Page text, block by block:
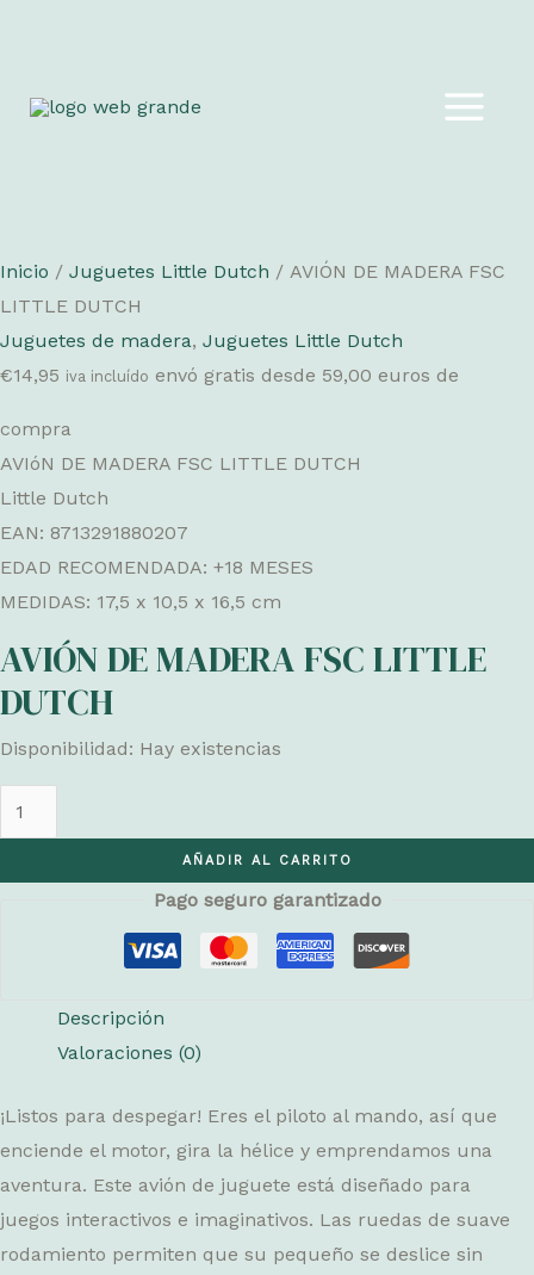
MAIN
Inicio / Juguetes Little Dutch / AVIÓN DE MADERA FSC
LITTLE DUTCH
Juguetes de madera, Juguetes Little Dutch
€14,95 iva incluído envó gratis desde 59,00 euros de
compra
AVIóN DE MADERA FSC LITTLE DUTCH
Little Dutch
EAN: 8713291880207
EDAD RECOMENDADA: +18 MESES
MEDIDAS: 17,5 x 10,5 x 16,5 cm
AVIÓN DE MADERA FSC LITTLE
DUTCH
Disponibilidad: Hay existencias
DE
cantidad
AÑADIR AL CARRITO
Pago seguro garantizado
Descripción
Valoraciones (0)
¡Listos para despegar! Eres el piloto al mando, así que
enciende el motor, gira la hélice y emprendamos una
aventura. Este avión de juguete está diseñado para
juegos interactivos e imaginativos. Las ruedas de suave
rodamiento permiten que su pequeño se deslice sin